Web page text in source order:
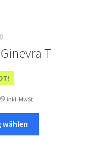
T
Aktueller
ist:
€49,99.
inkl. MwSt
wählen